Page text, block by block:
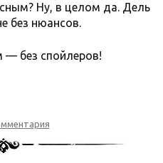
Ну, в целом да. Дель
без нюансов.
без спойлеров!